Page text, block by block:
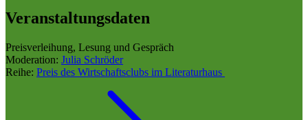
Veranstaltungsdaten
Preisverleihung, Lesung und Gespräch
Moderation: Julia Schröder
Reihe: Preis des Wirtschaftsclubs im Literaturhaus